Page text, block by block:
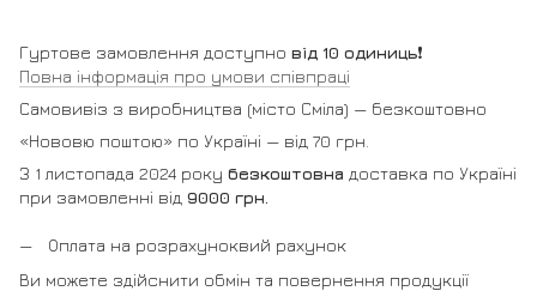
Гуртове замовлення доступно від 10 одиниць❗️
Повна інформація про умови співпраці
Самовивіз з виробництва (місто Сміла) — безкоштовно
«Нововю поштою» по Україні — від 70 грн.
З 1 листопада 2024 року безкоштовна доставка по Україні
при замовленні від 9000 грн.
Оплата на розрахуноквий рахунок
Ви можете здійснити обмін та повернення продукції